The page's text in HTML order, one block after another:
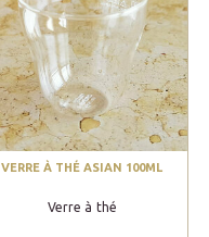
VERRE À THÉ ASIAN 100ML
Verre à thé